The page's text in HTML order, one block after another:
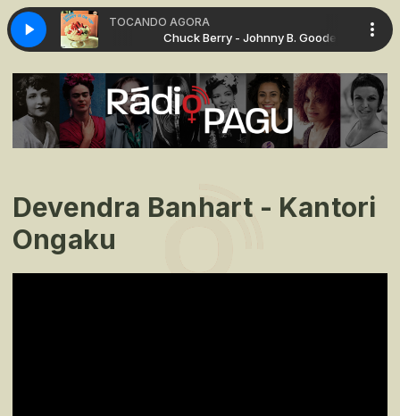
TOCANDO AGORA
B. Goode Chuck Berry - Johnny B. Goode
Devendra Banhart - Kantori
Ongaku